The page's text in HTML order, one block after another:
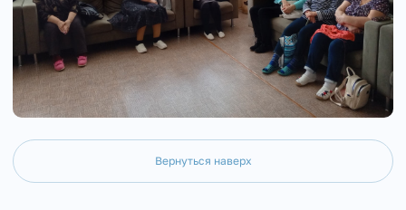
Вернуться наверх